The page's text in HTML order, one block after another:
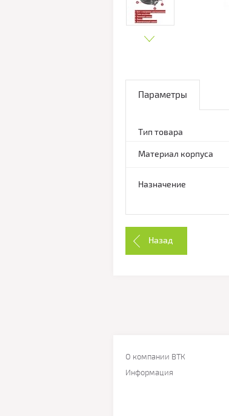
Параметры
Тип товара
Материал корпуса
Назначение
Назад
О компании ВТК
Информация